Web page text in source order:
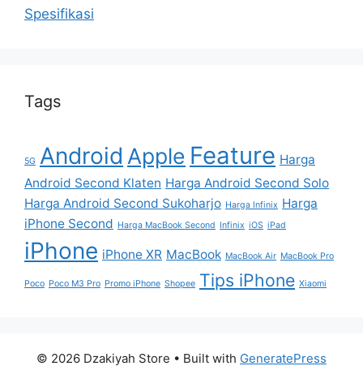
Spesifikasi
Tags
5G Android Apple Feature Harga
Android Second Klaten Harga Android Second Solo
Harga Android Second Sukoharjo Harga Infinix Harga
iPhone Second Harga MacBook Second Infinix iOS iPad
iPhone iPhone XR MacBook MacBook Air MacBook Pro
Poco Poco M3 Pro Promo iPhone Shopee Tips iPhone Xiaomi
© 2026 Dzakiyah Store • Built with GeneratePress